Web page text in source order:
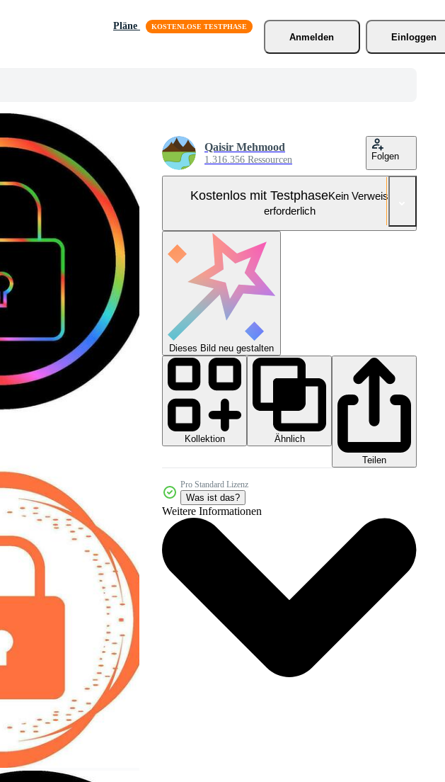
Pläne
Anmelden
Einloggen
Qaisir Mehmood
1.316.356 Ressourcen Folgen
Kostenlos mit TestphaseKein Verweis
erforderlich
Dieses Bild neu gestalten
Kollektion
Ähnlich
Teilen
Pro Standard Lizenz
Was ist das?
Weitere Informationen